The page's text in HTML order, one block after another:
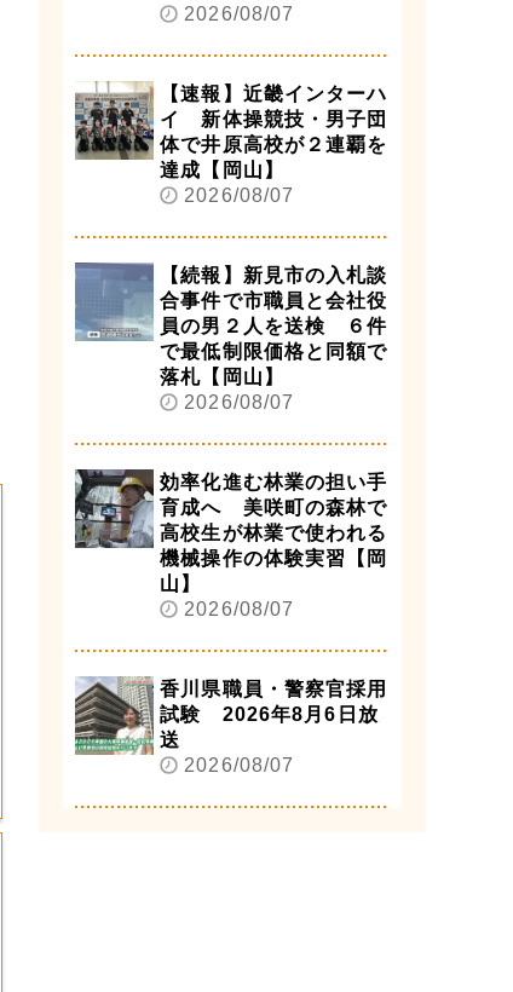
2026/08/07
【速報】近畿インターハ
イ 新体操競技・男子団
体で井原高校が２連覇を
達成【岡山】
2026/08/07
【続報】新見市の入札談
合事件で市職員と会社役
員の男２人を送検 ６件
で最低制限価格と同額で
落札【岡山】
2026/08/07
効率化進む林業の担い手
育成へ 美咲町の森林で
高校生が林業で使われる
機械操作の体験実習【岡
山】
2026/08/07
香川県職員・警察官採用
試験 2026年8月6日放
送
2026/08/07